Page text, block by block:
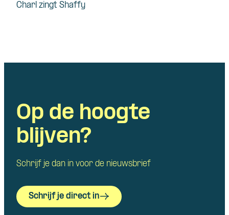
Charl zingt Shaffy
Op de hoogte
blijven?
Schrijf je dan in voor de nieuwsbrief
Schrijf je direct in